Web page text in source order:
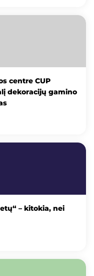
centre CUP
dekoracijų gamino
– kitokia, nei